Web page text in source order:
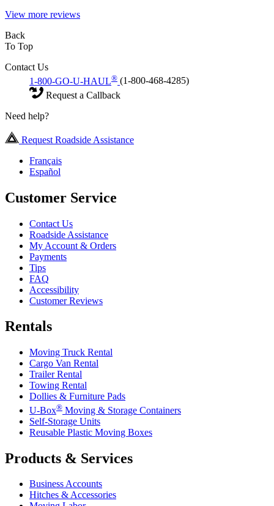
View more reviews
Back
To Top
Contact Us
1-800-GO-U-HAUL® (1-800-468-4285)
Request a Callback
Need help?
Request Roadside Assistance
Français
Español
Customer Service
Contact Us
Roadside Assistance
My Account & Orders
Payments
Tips
FAQ
Accessibility
Customer Reviews
Rentals
Moving Truck Rental
Cargo Van Rental
Trailer Rental
Towing Rental
Dollies & Furniture Pads
U-Box® Moving & Storage Containers
Self-Storage Units
Reusable Plastic Moving Boxes
Products & Services
Business Accounts
Hitches & Accessories